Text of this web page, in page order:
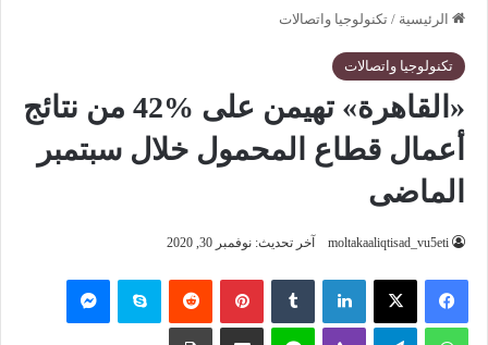
الرئيسية / تكنولوجيا واتصالات
تكنولوجيا واتصالات
«القاهرة» تهيمن على %42 من نتائج
أعمال قطاع المحمول خلال سبتمبر
الماضى
moltakaaliqtisad_vu5eti آخر تحديث: نوفمبر 30, 2020
فيسبوك ‫X لينكدإن بينتيريست سكايب
واتساب تيلقرام لاين